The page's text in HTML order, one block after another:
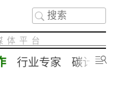
体平台
行业专家 碳计算